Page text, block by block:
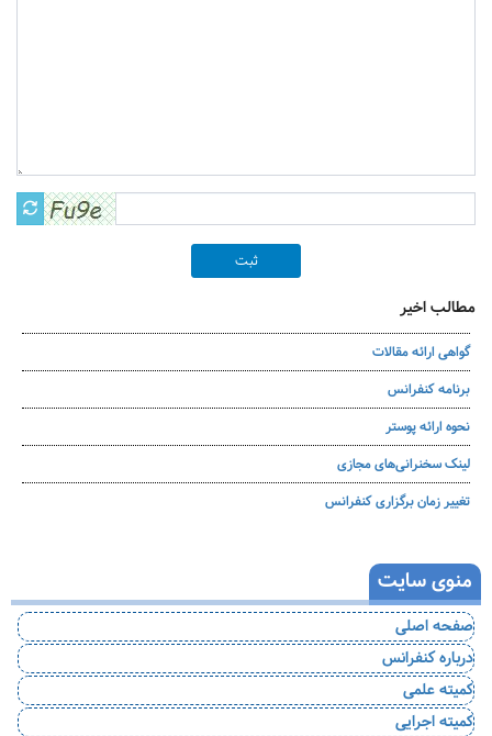
ثبت
مطالب اخیر
گواهی ارائه مقالات
برنامه کنفرانس
نحوه ارائه پوستر
لینک سخنرانی‌های مجازی
تغییر زمان برگزاری کنفرانس
منوی سایت
صفحه اصلی
درباره کنفرانس
کمیته علمی
کمیته اجرایی